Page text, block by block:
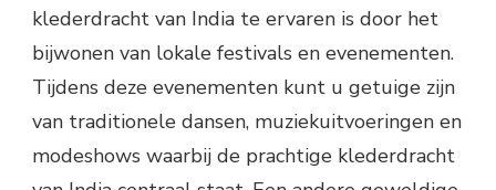
klederdracht van India te ervaren is door het
bijwonen van lokale festivals en evenementen.
Tijdens deze evenementen kunt u getuige zijn
van traditionele dansen, muziekuitvoeringen en
modeshows waarbij de prachtige klederdracht